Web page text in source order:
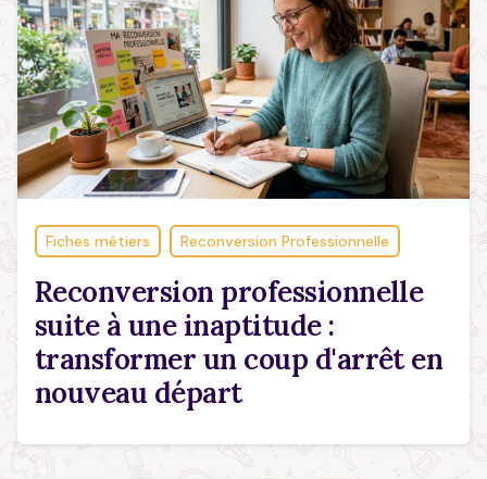
Fiches métiers Reconversion Professionnelle
Reconversion professionnelle
suite à une inaptitude :
transformer un coup d'arrêt en
nouveau départ